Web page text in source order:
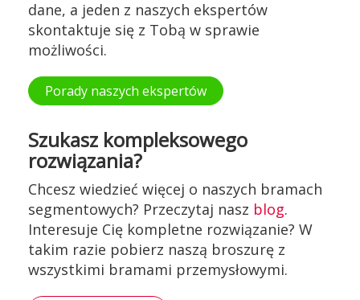
dane, a jeden z naszych ekspertów
skontaktuje się z Tobą w sprawie
możliwości.
Porady naszych ekspertów
Szukasz kompleksowego
rozwiązania?
Chcesz wiedzieć więcej o naszych bramach
segmentowych? Przeczytaj nasz blog.
Interesuje Cię kompletne rozwiązanie? W
takim razie pobierz naszą broszurę z
wszystkimi bramami przemysłowymi.